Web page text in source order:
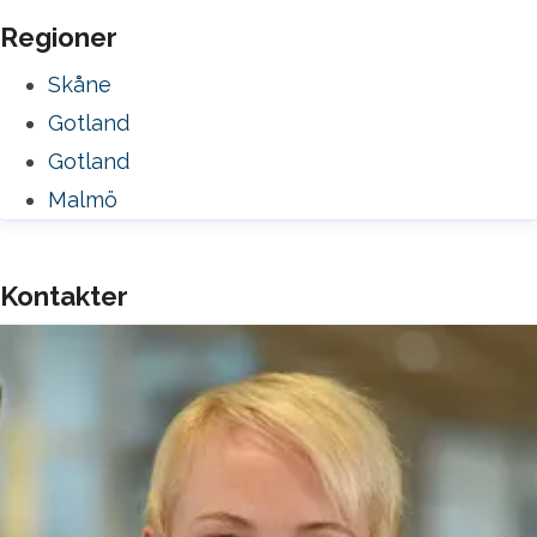
Regioner
Skåne
Gotland
Gotland
Malmö
Kontakter